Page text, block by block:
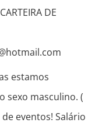
DE
estamos
sexo masculino. (
eventos! Salário